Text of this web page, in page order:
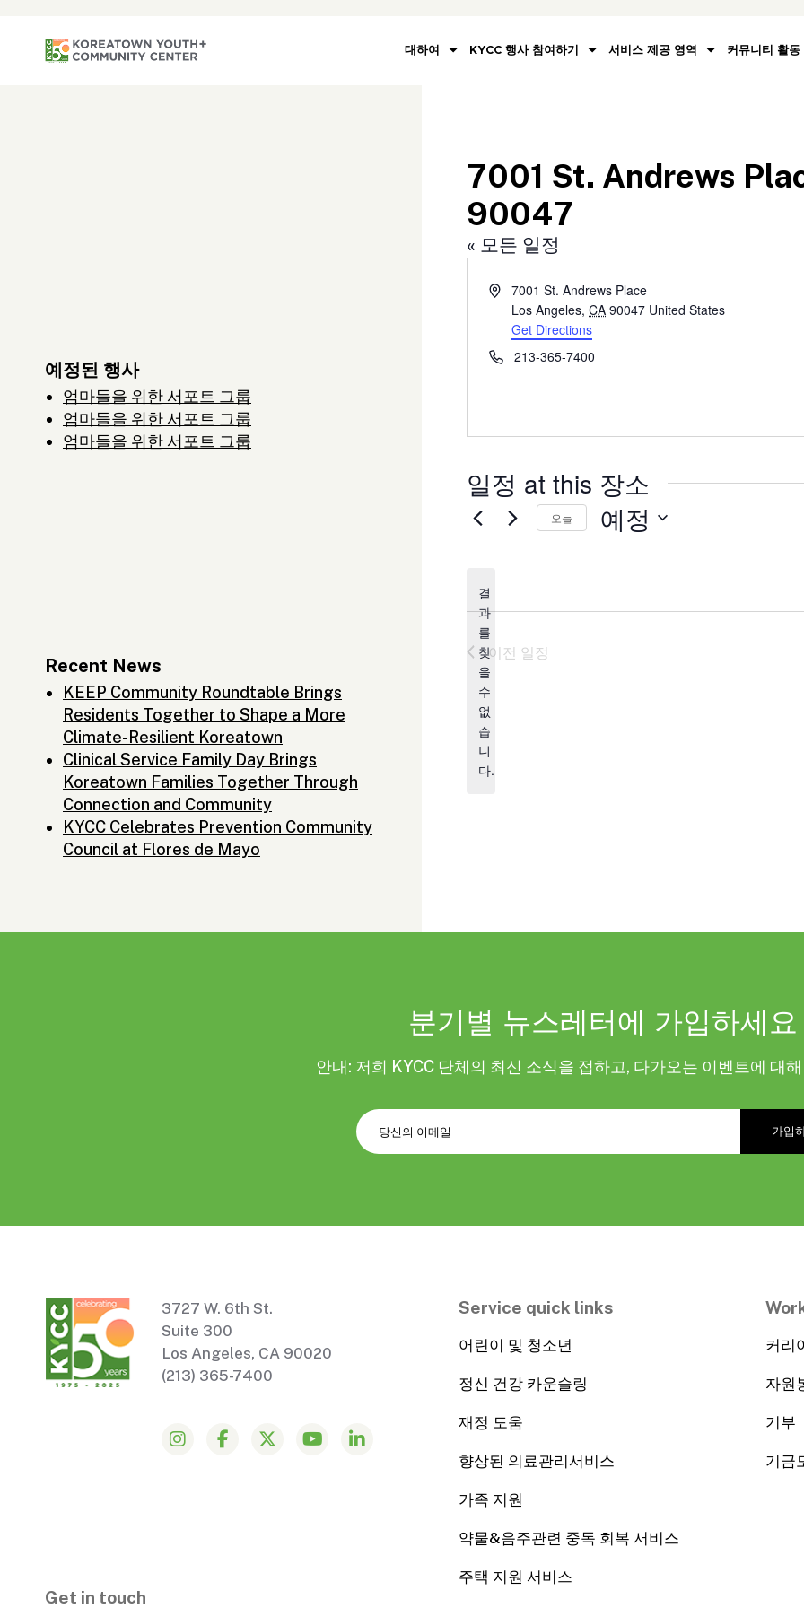
대하여 KYCC 행사 참여하기 서비스 제공 영역 커뮤니티 활동
예정된 행사
엄마들을 위한 서포트 그룹
엄마들을 위한 서포트 그룹
엄마들을 위한 서포트 그룹
Recent News
KEEP Community Roundtable Brings
Residents Together to Shape a More
Climate-Resilient Koreatown
Clinical Service Family Day Brings
Koreatown Families Together Through
Connection and Community
KYCC Celebrates Prevention Community
Council at Flores de Mayo
7001 St. Andrews
90047
« 모든 일정
Address7001 St. Andrews Place
Los Angeles, CA 90047 United States
Get Directions
Phone213-365-7400
일정 at this 장소
공
지
결
과
를
찾
을
수
없
습
니
다.
오늘 예정
이전 일정
분기별 뉴스레터에 가입하세요
안내: 저희 KYCC 단체의 최신 소식을 접하고, 다가오는 이벤트에 대
3727 W. 6th St.
Suite 300
Los Angeles, CA 90020
(213) 365-7400
Service quick links
어린이 및 청소년
정신 건강 카운슬링
재정 도움
향상된 의료관리서비스
가족 지원
약물&음주관련 중독 회복 서비스
주택 지원 서비스
커리
자원
기부
기금
Get in touch